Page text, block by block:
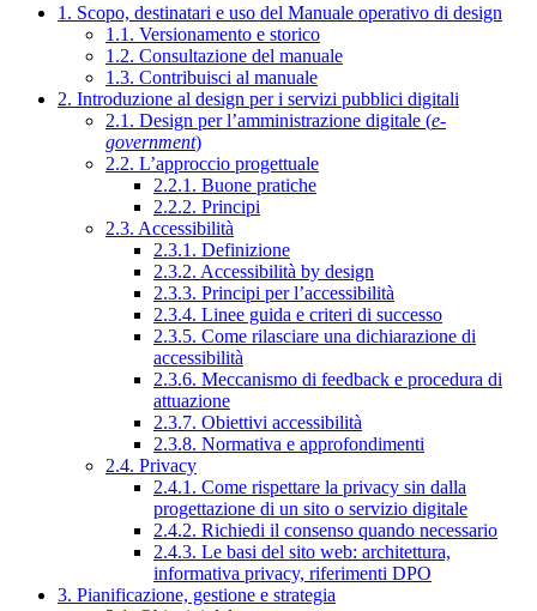
1. Scopo, destinatari e uso del Manuale operativo di design
1.1. Versionamento e storico
1.2. Consultazione del manuale
1.3. Contribuisci al manuale
2. Introduzione al design per i servizi pubblici digitali
2.1. Design per l’amministrazione digitale (e-
government)
2.2. L’approccio progettuale
2.2.1. Buone pratiche
2.2.2. Principi
2.3. Accessibilità
2.3.1. Definizione
2.3.2. Accessibilità by design
2.3.3. Principi per l’accessibilità
2.3.4. Linee guida e criteri di successo
2.3.5. Come rilasciare una dichiarazione di
accessibilità
2.3.6. Meccanismo di feedback e procedura di
attuazione
2.3.7. Obiettivi accessibilità
2.3.8. Normativa e approfondimenti
2.4. Privacy
2.4.1. Come rispettare la privacy sin dalla
progettazione di un sito o servizio digitale
2.4.2. Richiedi il consenso quando necessario
2.4.3. Le basi del sito web: architettura,
informativa privacy, riferimenti DPO
3. Pianificazione, gestione e strategia